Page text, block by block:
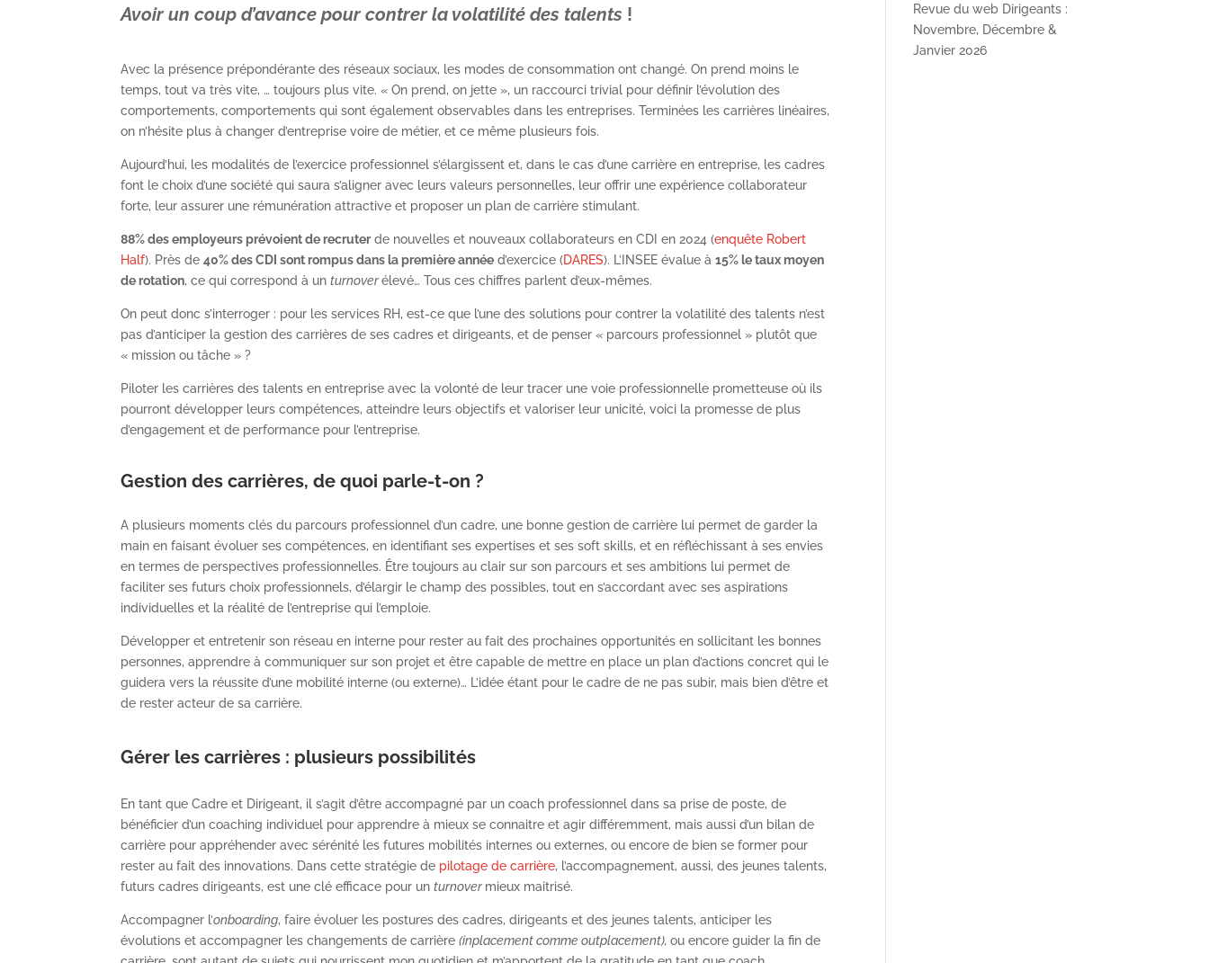
Avoir un coup d’avance pour contrer la volatilité des talents !
Avec la présence prépondérante des réseaux sociaux, les modes de consommation ont changé. On prend moins le
temps, tout va très vite, … toujours plus vite. « On prend, on jette », un raccourci trivial pour définir l’évolution des
comportements, comportements qui sont également observables dans les entreprises. Terminées les carrières linéaires,
on n’hésite plus à changer d’entreprise voire de métier, et ce même plusieurs fois.
Aujourd’hui, les modalités de l’exercice professionnel s’élargissent et, dans le cas d’une carrière en entreprise, les cadres
font le choix d’une société qui saura s’aligner avec leurs valeurs personnelles, leur offrir une expérience collaborateur
forte, leur assurer une rémunération attractive et proposer un plan de carrière stimulant.
88% des employeurs prévoient de recruterde nouvelles et nouveaux collaborateurs en CDI en 2024 (enquête Robert
Half). Près de40% des CDI sont rompus dans la première année d’exercice (DARES). L’INSEE évalue à15% le taux moyen
de rotation, ce qui correspond à unturnoverélevé… Tous ces chiffres parlent d’eux-mêmes.
On peut donc s’interroger : pour les services RH, est-ce que l’une des solutions pour contrer la volatilité des talents n’est
pas d’anticiper la gestion des carrières de ses cadres et dirigeants, et de penser « parcours professionnel » plutôt que
« mission ou tâche » ?
Piloter les carrières des talents en entreprise avec la volonté de leur tracer une voie professionnelle prometteuse où ils
pourront développer leurs compétences, atteindre leurs objectifs et valoriser leur unicité, voici la promesse de plus
d’engagement et de performance pour l’entreprise.
Gestion des carrières, de quoi parle-t-on ?
A plusieurs moments clés du parcours professionnel d’un cadre, une bonne gestion de carrière lui permet de garder la
main en faisant évoluer ses compétences, en identifiant ses expertises et ses soft skills, et en réfléchissant à ses envies
en termes de perspectives professionnelles. Être toujours au clair sur son parcours et ses ambitions lui permet de
faciliter ses futurs choix professionnels, d’élargir le champ des possibles, tout en s’accordant avec ses aspirations
individuelles et la réalité de l’entreprise qui l’emploie.
Développer et entretenir son réseau en interne pour rester au fait des prochaines opportunités en sollicitant les bonnes
personnes, apprendre à communiquer sur son projet et être capable de mettre en place un plan d’actions concret qui le
guidera vers la réussite d’une mobilité interne (ou externe)… L’idée étant pour le cadre de ne pas subir, mais bien d’être et
de rester acteur de sa carrière.
Gérer les carrières : plusieurs possibilités
En tant que Cadre et Dirigeant, il s’agit d’être accompagné par un coach professionnel dans sa prise de poste, de
bénéficier d’un coaching individuel pour apprendre à mieux se connaitre et agir différemment, mais aussi d’un bilan de
carrière pour appréhender avec sérénité les futures mobilités internes ou externes, ou encore de bien se former pour
rester au fait des innovations. Dans cette stratégie de pilotage de carrière, l’accompagnement, aussi, des jeunes talents,
futurs cadres dirigeants, est une clé efficace pour unturnovermieux maitrisé.
Accompagner l’onboarding, faire évoluer les postures des cadres, dirigeants et des jeunes talents, anticiper les
évolutions et accompagner les changements de carrière(inplacement comme outplacement),ou encore guider la fin de
Revue du web Dirigeants :
Novembre, Décembre &
Janvier 2026